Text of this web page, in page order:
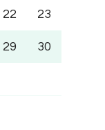
22 23
29 30